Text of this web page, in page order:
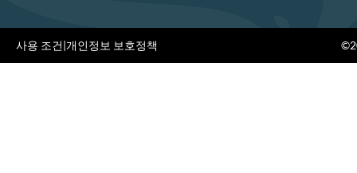
사용 조건|개인정보 보호정책